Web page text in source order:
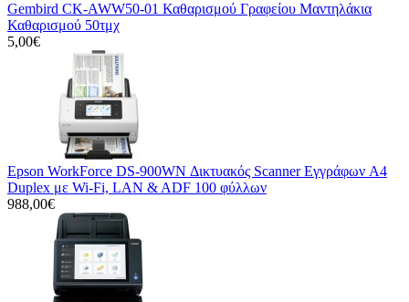
Gembird CK-AWW50-01 Καθαρισμού Γραφείου Μαντηλάκια
Καθαρισμού 50τμχ
5,00€
Epson WorkForce DS-900WN Δικτυακός Scanner Εγγράφων A4
Duplex με Wi-Fi, LAN & ADF 100 φύλλων
988,00€